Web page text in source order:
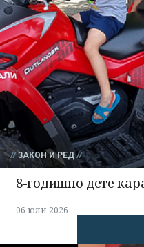
ЗАКОН И РЕД
8-годишно дете
06 юли 2026